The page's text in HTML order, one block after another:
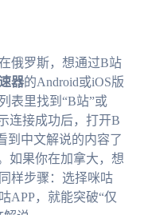
俄罗斯，想通过B站
器的Android或iOS版
表里找到“B站”或
连接成功后，打开B
到中文解说的内容了
如果你在加拿大，想
样步骤：选择咪咕
APP，就能突破“仅